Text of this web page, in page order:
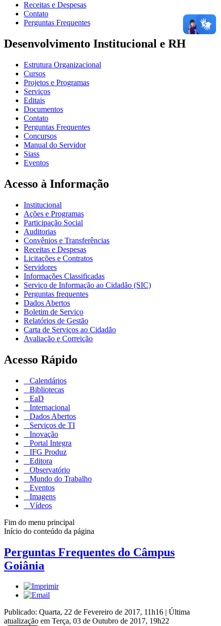
Receitas e Despesas
Contato
Perguntas Frequentes
Desenvolvimento Institucional e RH
Estrutura Organizacional
Cursos
Projetos e Programas
Serviços
Editais
Documentos
Contato
Perguntas Frequentes
Concursos
Manual do Servidor
Siass
Eventos
Acesso à Informação
Institucional
Ações e Programas
Participação Social
Auditorias
Convênios e Transferências
Receitas e Despesas
Licitações e Contratos
Servidores
Informações Classificadas
Serviço de Informação ao Cidadão (SIC)
Perguntas frequentes
Dados Abertos
Boletim de Serviço
Relatórios de Gestão
Carta de Serviços ao Cidadão
Avaliação e Correição
Acesso Rápido
Calendários
Bibliotecas
EaD
Internacional
Dados Abertos
Serviços de TI
Inovação
Portal Integra
IFG Produz
Editora
Observatório
Mundo do Trabalho
Eventos
Imagens
Vídeos
Fim do menu principal
Início do conteúdo da página
Perguntas Frequentes do Câmpus
Goiânia
Publicado: Quarta, 22 de Fevereiro de 2017, 11h16 | Última
atualização em Terça, 03 de Outubro de 2017, 19h22